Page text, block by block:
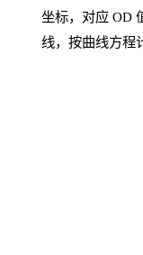
坐标，对应OD
线，按曲线方程